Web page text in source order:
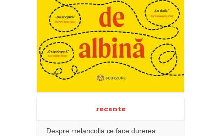
recente
Despre melancolia ce face durerea